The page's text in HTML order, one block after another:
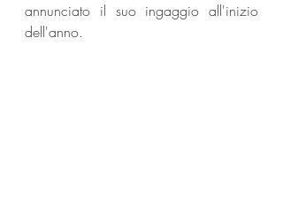
annunciato il suo ingaggio all'inizio
dell'anno.